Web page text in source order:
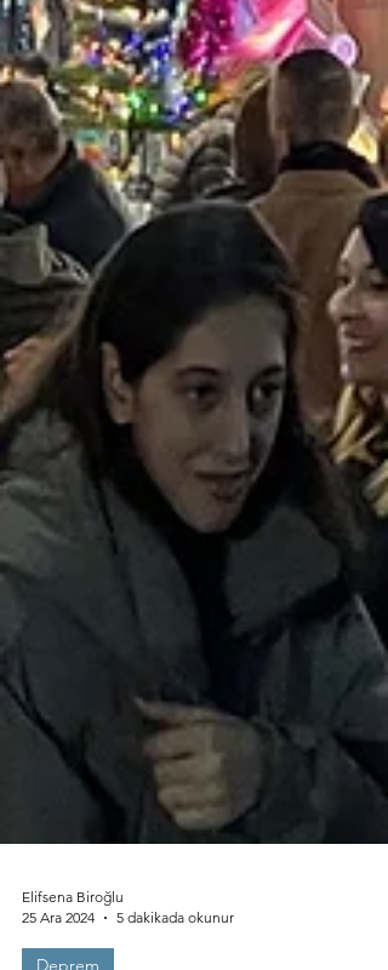
Elifsena Biroğlu